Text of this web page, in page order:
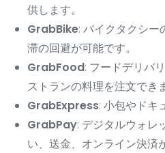
供します。
GrabBike: バイクタクシ
滞の回避が可能です。
GrabFood: フードデリバ
ストランの料理を注文でき
GrabExpress: 小包やドキ
GrabPay: デジタルウォレ
い、送金、オンライン決済